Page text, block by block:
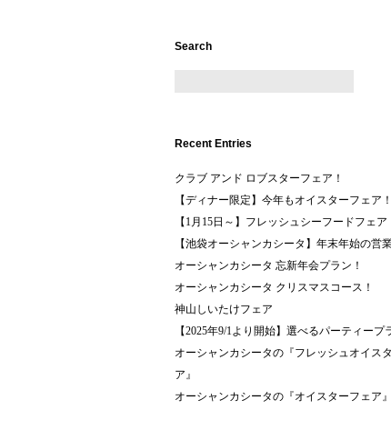
Search
Recent Entries
クラブ アンド ロブスターフェア！
【ディナー限定】今年もオイスターフェア！
【1月15日～】フレッシュシーフードフェア
【池袋オーシャンカシータ】年末年始の営
オーシャンカシータ 忘新年会プラン！
オーシャンカシータ クリスマスコース！
神山しいたけフェア
【2025年9/1より開始】選べるパーティープ
オーシャンカシータの『フレッシュオイス
ア』
オーシャンカシータの『オイスターフェア』